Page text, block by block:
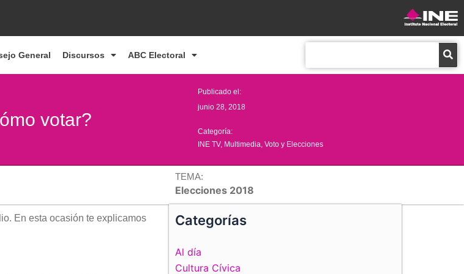
General Discursos ABC Electoral
votar?
Publicado el:
junio 28, 2018
Categoría:
INE TV, Multimedia ,Voto y Elecciones
TEMA:
Elecciones 2018
En esta ocasión te explicamos
Categorías
Al día
Cultura Cívica